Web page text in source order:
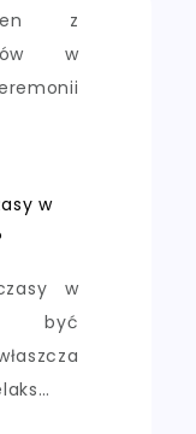
z
w
w
w
być